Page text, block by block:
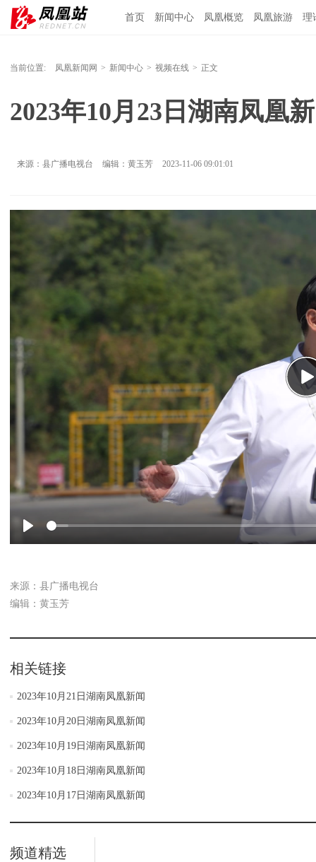
首页 新闻中心 凤凰概览 凤凰旅游 理
当前位置: 凤凰新闻网 > 新闻中心 > 视频在线 > 正文
2023年10月23日湖南凤凰
来源：县广播电视台 编辑：黄玉芳 2023-11-06 09:01:01
Play
来源：县广播电视台
编辑：黄玉芳
相关链接
2023年10月21日湖南凤凰新闻
2023年10月20日湖南凤凰新闻
2023年10月19日湖南凤凰新闻
2023年10月18日湖南凤凰新闻
2023年10月17日湖南凤凰新闻
频道精选